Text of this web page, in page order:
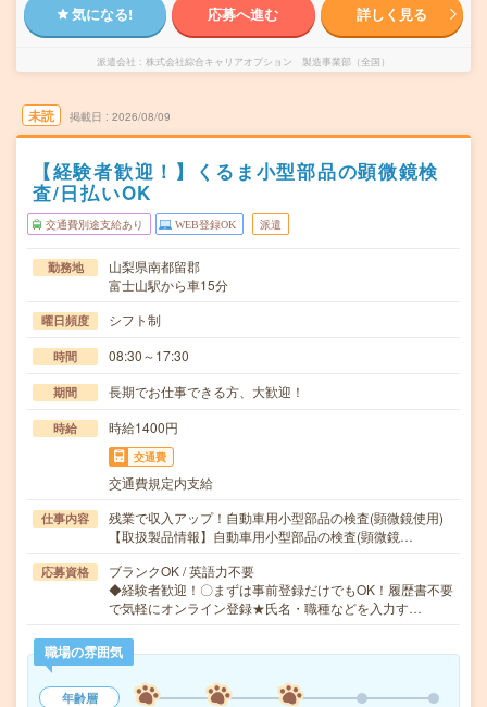
気になる! 応募へ進む 詳しく見る
派遣会社 株式会社綜合キャリアオプション 製造事業部（全国）
未読 掲載日 2026/08/09
【経験者歓迎！】くるま小型部品の顕微鏡検
査/日払いOK
交通費別途支給あり WEB登録OK 派遣
勤務地
山梨県南都留郡
富士山駅から車15分
曜日頻度 シフト制
時間 08:30～17:30
期間 長期でお仕事できる方、大歓迎！
時給 時給1400円
交通費
交通費規定内支給
仕事内容
残業で収入アップ！自動車用小型部品の検査(顕微鏡使用)
【取扱製品情報】自動車用小型部品の検査(顕微鏡…
応募資格
ブランクOK / 英語力不要
◆経験者歓迎！〇まずは事前登録だけでもOK！履歴書不要
で気軽にオンライン登録★氏名・職種などを入力す…
職場の雰囲気
年齢層